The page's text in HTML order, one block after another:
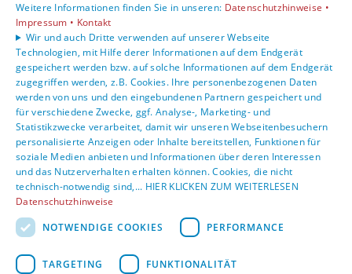
Privatkunden
Karriere
Unternehmen
Kontakt
Weitere Informationen finden Sie in unseren: Datenschutzhinweise •
Impressum • Kontakt
Wir und auch Dritte verwenden auf unserer Webseite
Technologien, mit Hilfe derer Informationen auf dem Endgerät
gespeichert werden bzw. auf solche Informationen auf dem Endgerät
zugegriffen werden, z.B. Cookies. Ihre personenbezogenen Daten
werden von uns und den eingebundenen Partnern gespeichert und
für verschiedene Zwecke, ggf. Analyse-, Marketing- und
Statistikzwecke verarbeitet, damit wir unseren Webseitenbesuchern
personalisierte Anzeigen oder Inhalte bereitstellen, Funktionen für
soziale Medien anbieten und Informationen über deren Interessen
und das Nutzerverhalten erhalten können. Cookies, die nicht
technisch-notwendig sind,... HIER KLICKEN ZUM WEITERLESEN
Datenschutzhinweise
NOTWENDIGE COOKIES
PERFORMANCE
TARGETING FUNKTIONALITÄT